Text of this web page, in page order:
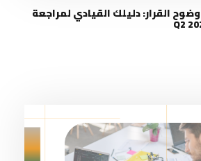
القرار: دليلك القيادي لمراجعة